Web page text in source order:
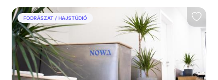
FODRÁSZAT / HAJSTÚDIÓ